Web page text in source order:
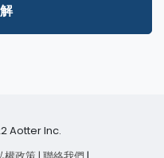
Aotter Inc.